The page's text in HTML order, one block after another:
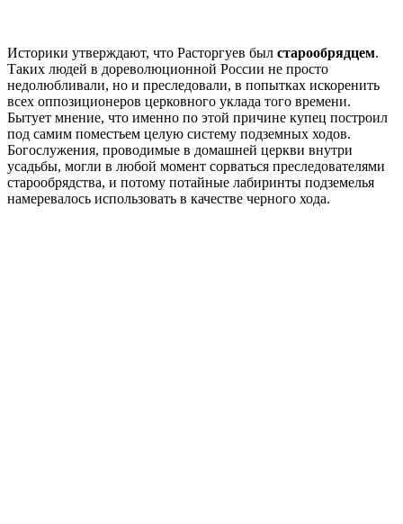
Историки утверждают, что Расторгуев был старообрядцем.
Таких людей в дореволюционной России не просто
недолюбливали, но и преследовали, в попытках искоренить
всех оппозиционеров церковного уклада того времени.
Бытует мнение, что именно по этой причине купец построил
под самим поместьем целую систему подземных ходов.
Богослужения, проводимые в домашней церкви внутри
усадьбы, могли в любой момент сорваться преследователями
старообрядства, и потому потайные лабиринты подземелья
намеревалось использовать в качестве черного хода.